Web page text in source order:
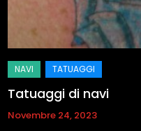
Tatuaggi di navi
Novembre 24, 2023